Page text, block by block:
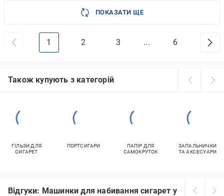
ПОКАЗАТИ ЩЕ
1 2 3 ... 6
Також купують з категорій
ГІЛЬЗИ ДЛЯ
СИГАРЕТ
ПОРТСИГАРИ
ПАПІР ДЛЯ
САМОКРУТОК
ЗАПАЛЬНИЧКИ
ТА АКСЕСУАРИ
Відгуки: Машинки для набивання сигарет у Харкові